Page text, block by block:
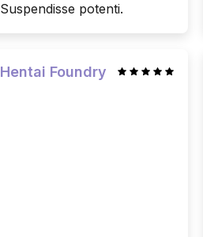
Suspendisse potenti.
Hentai Foundry